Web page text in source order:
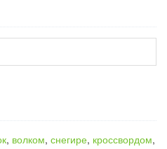
, волком, снегире, кроссвордом,